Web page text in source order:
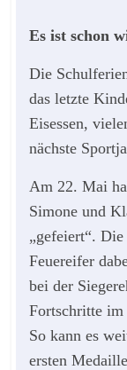
Es ist schon
Die
das letzte
Eisessen,
nächste
Am 22. Mai
Simone und
„gefeiert“.
Feuereifer
bei der
Fortschritte im
So kann es
ersten